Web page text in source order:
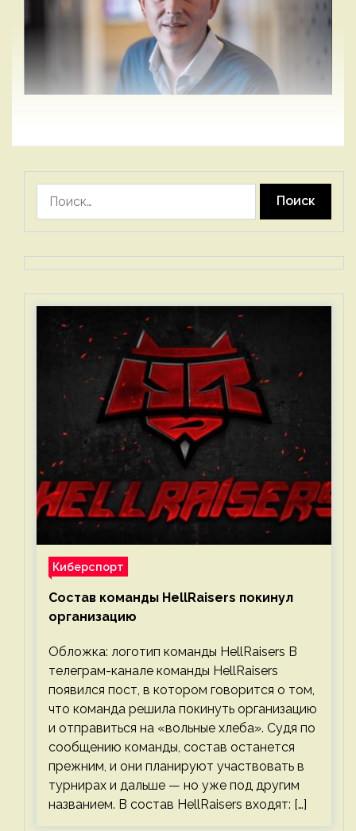
Киберспорт
Состав команды HellRaisers покинул
организацию
Обложка: логотип команды HellRaisers В
телеграм-канале команды HellRaisers
появился пост, в котором говорится о том,
что команда решила покинуть организацию
и отправиться на «вольные хлеба». Судя по
сообщению команды, состав останется
прежним, и они планируют участвовать в
турнирах и дальше — но уже под другим
названием. В состав HellRaisers входят: […]